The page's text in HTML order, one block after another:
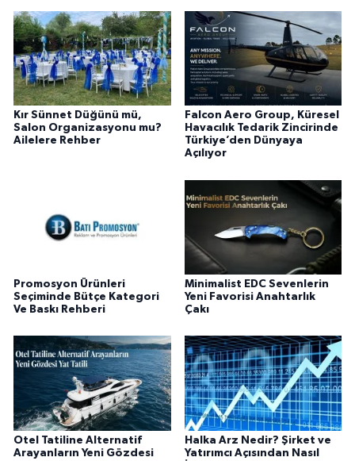
Kır Sünnet Düğünü mü,
Salon Organizasyonu mu?
Ailelere Rehber
Falcon Aero Group, Küresel
Havacılık Tedarik Zincirinde
Türkiye’den Dünyaya
Açılıyor
Promosyon Ürünleri
Seçiminde Bütçe Kategori
Ve Baskı Rehberi
Minimalist EDC Sevenlerin
Yeni Favorisi Anahtarlık
Çakı
Otel Tatiline Alternatif
Arayanların Yeni Gözdesi
Halka Arz Nedir? Şirket ve
Yatırımcı Açısından Nasıl